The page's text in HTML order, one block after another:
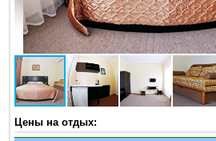
Цены на отдых: